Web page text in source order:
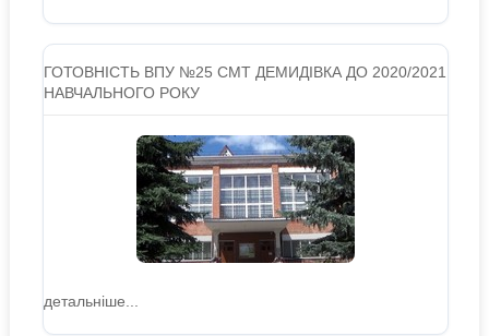
ГОТОВНІСТЬ ВПУ №25 СМТ ДЕМИДІВКА ДО 2020/2021
НАВЧАЛЬНОГО РОКУ
детальніше...